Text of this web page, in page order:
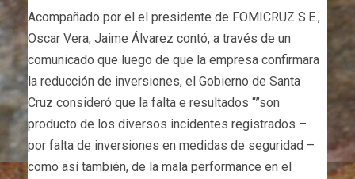
Acompañado por el el presidente de FOMICRUZ S.E.,
Oscar Vera, Jaime Álvarez contó, a través de un
comunicado que luego de que la empresa confirmara
la reducción de inversiones, el Gobierno de Santa
Cruz consideró que la falta e resultados “”son
producto de los diversos incidentes registrados –
por falta de inversiones en medidas de seguridad –
como así también, de la mala performance en el